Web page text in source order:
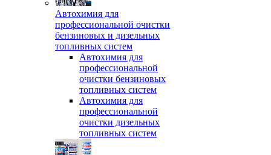
Автохимия для
профессиональной очистки
бензиновых и дизельных
топливных систем
Автохимия для
профессиональной
очистки бензиновых
топливных систем
Автохимия для
профессиональной
очистки дизельных
топливных систем